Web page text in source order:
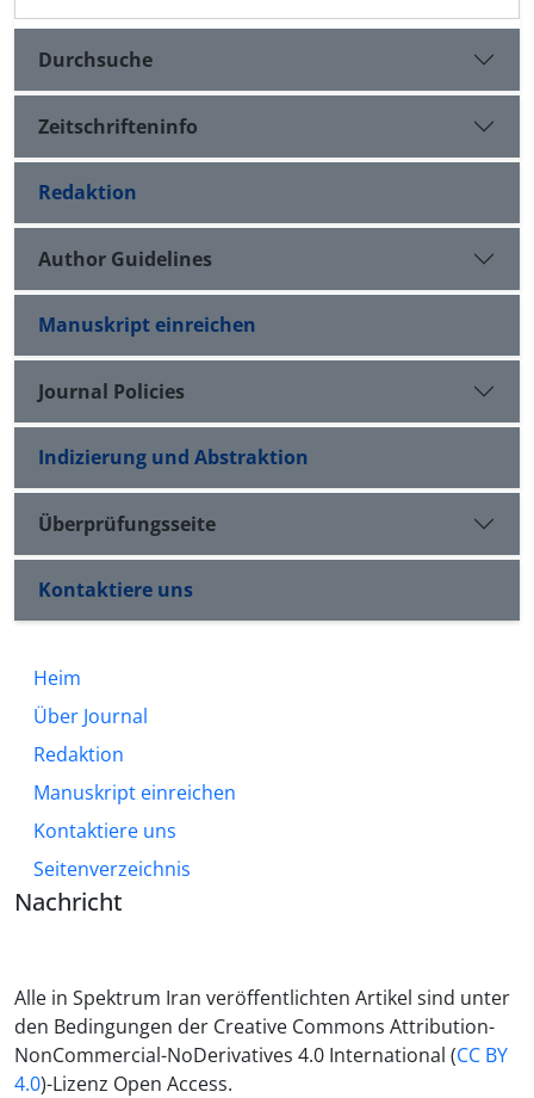
Durchsuche
Zeitschrifteninfo
Redaktion
Author Guidelines
Manuskript einreichen
Journal Policies
Indizierung und Abstraktion
Überprüfungsseite
Kontaktiere uns
Heim
Über Journal
Redaktion
Manuskript einreichen
Kontaktiere uns
Seitenverzeichnis
Nachricht
Alle in Spektrum Iran veröffentlichten Artikel sind unter
den Bedingungen der Creative Commons Attribution-
NonCommercial-NoDerivatives 4.0 International (CC BY
4.0)-Lizenz Open Access.